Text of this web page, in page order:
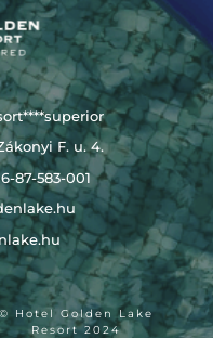
F. u. 4.
87-583-001
Hotel Golden Lake
Resort 2024